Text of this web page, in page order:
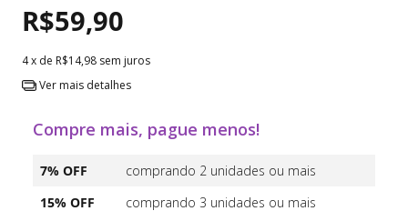
R$59,90
4x de R$14,98 sem juros
Ver mais detalhes
Compre mais, pague menos!
7% OFF
comprando 2 unidades ou mais
15% OFF
comprando 3 unidades ou mais